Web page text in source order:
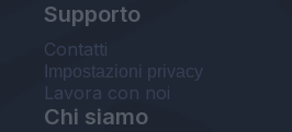
Supporto
Contatti
Impostazioni privacy
Lavora con noi
Chi siamo